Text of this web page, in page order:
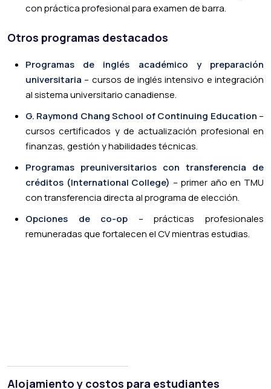
con práctica profesional para examen de barra.
Otros programas destacados
Programas de inglés académico y preparación
universitaria – cursos de inglés intensivo e integración
al sistema universitario canadiense.
G. Raymond Chang School of Continuing Education –
cursos certificados y de actualización profesional en
finanzas, gestión y habilidades técnicas.
Programas preuniversitarios con transferencia de
créditos (International College) – primer año en TMU
con transferencia directa al programa de elección.
Opciones de co-op – prácticas profesionales
remuneradas que fortalecen el CV mientras estudias.
Alojamiento y costos para estudiantes